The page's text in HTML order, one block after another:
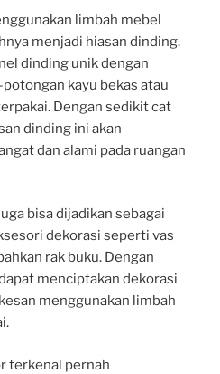
limbah mebel
menjadi hiasan dinding.
dinding unik dengan
kayu bekas atau
Dengan sedikit cat
dinding ini akan
dan alami pada ruangan
bisa dijadikan sebagai
dekorasi seperti vas
rak buku. Dengan
menciptakan dekorasi
menggunakan limbah
terkenal pernah